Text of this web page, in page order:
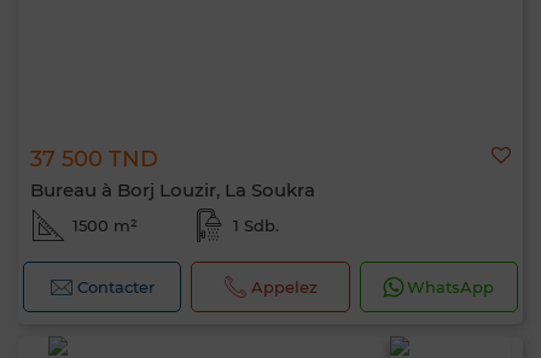
37 500 TND
Bureau à Borj Louzir, La Soukra
1500 m² 1 Sdb.
Contacter Appelez WhatsApp